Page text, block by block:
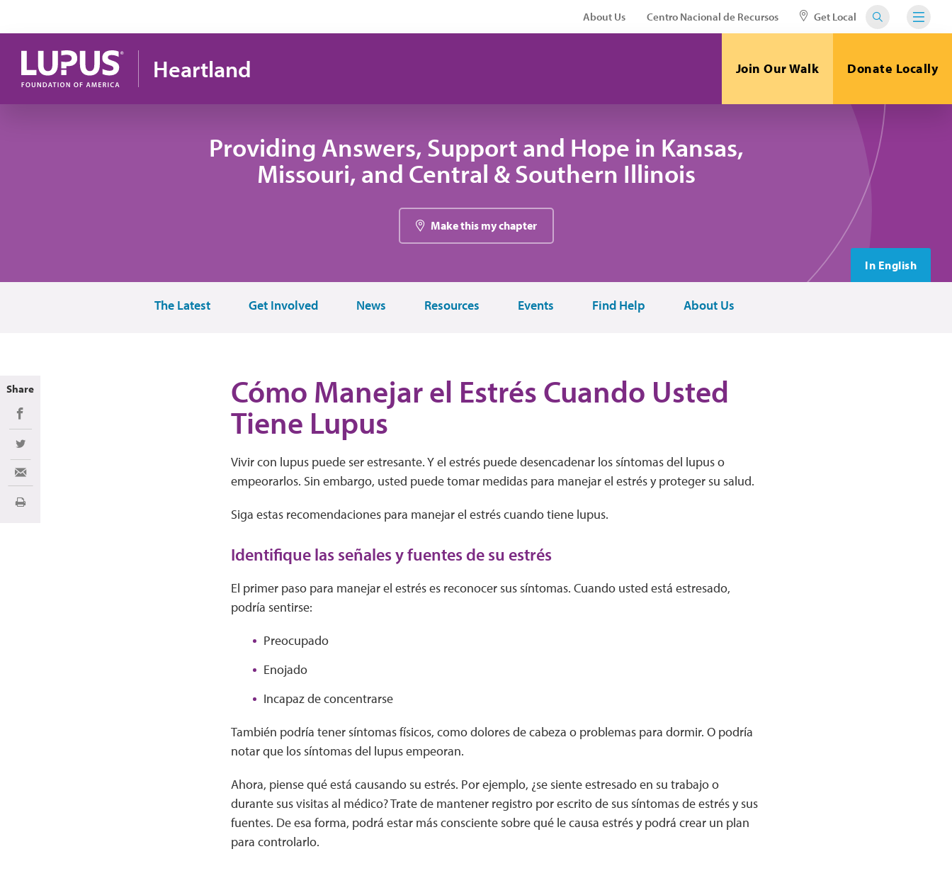
About Us Centro Nacional de Recursos Get Local
Heartland Join Our Walk Donate Locally
Providing Answers, Support and Hope in Kansas,
Missouri, and Central & Southern Illinois
Make this my chapter
In English
The Latest Get Involved News Resources Events Find Help About Us
Cómo Manejar el Estrés Cuando Usted
Tiene Lupus
Vivir con lupus puede ser estresante. Y el estrés puede desencadenar los síntomas del lupus o
empeorarlos. Sin embargo, usted puede tomar medidas para manejar el estrés y proteger su salud.
Siga estas recomendaciones para manejar el estrés cuando tiene lupus.
Identifique las señales y fuentes de su estrés
El primer paso para manejar el estrés es reconocer sus síntomas. Cuando usted está estresado,
podría sentirse:
Preocupado
Enojado
Incapaz de concentrarse
También podría tener síntomas físicos, como dolores de cabeza o problemas para dormir. O podría
notar que los síntomas del lupus empeoran.
Ahora, piense qué está causando su estrés. Por ejemplo, ¿se siente estresado en su trabajo o
durante sus visitas al médico? Trate de mantener registro por escrito de sus síntomas de estrés y sus
fuentes. De esa forma, podrá estar más consciente sobre qué le causa estrés y podrá crear un plan
para controlarlo.
Share
Share on Facebook
Share on Twitter
Share via Email
Imprimir